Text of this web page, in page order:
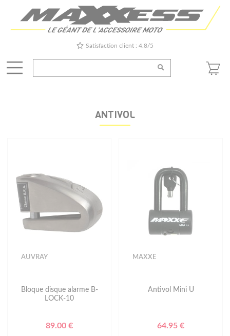
Satisfaction client : 4.8/5
ANTIVOL
AUVRAY
Bloque disque alarme B-
LOCK-10
89.00 €
MAXXE
Antivol Mini U
64.95 €